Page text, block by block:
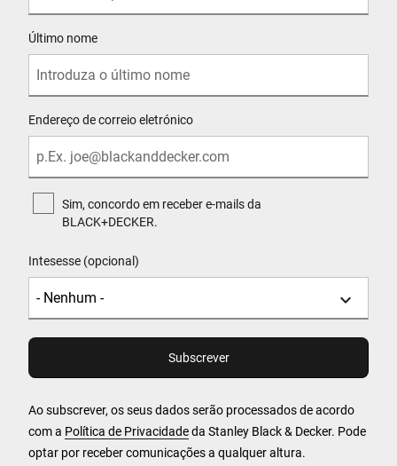
Último nome
Endereço de correio eletrónico
Sim, concordo em receber e-mails da
BLACK+DECKER.
Intesesse (opcional)
Ao subscrever, os seus dados serão processados de acordo
com a Política de Privacidadeda Stanley Black & Decker. Pode
optar por receber comunicações a qualquer altura.